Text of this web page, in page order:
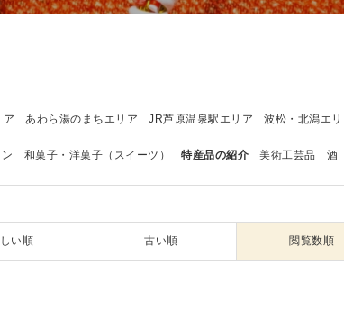
ア あわら湯のまちエリア JR芦原温泉駅エリア 波松・北潟エリ
和菓子・洋菓子（スイーツ） 特産品の紹介 美術工芸品 酒
い順 古い順 閲覧数順